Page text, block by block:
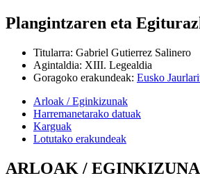
Plangintzaren eta
Titularra: Gabriel Gutierrez Salinero
Agintaldia: XIII. Legealdia
Goragoko erakundeak: Eusko
Arloak / Eginkizunak
Harremanetarako datuak
Karguak
Lotutako erakundeak
ARLOAK /